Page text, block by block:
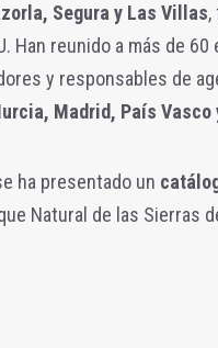
Segura y Las Villas,
Han reunido a más de
y responsables de
Madrid, País Vasco
ha presentado un
Natural de las Sierras